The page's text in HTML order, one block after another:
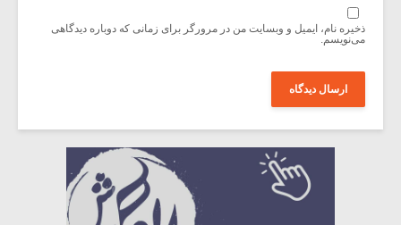
ذخیره نام، ایمیل و وبسایت من در مرورگر برای زمانی که دوباره دیدگاهی
می‌نویسم.